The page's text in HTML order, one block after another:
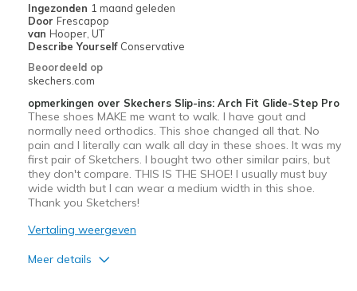
Going Out
Sizing
Feels true to size
View On Shoes
Shoes are for Wearing
Ingezonden 1 maand geleden
Door Frescapop
van Hooper, UT
Describe Yourself Conservative
Beoordeeld op
skechers.com
opmerkingen over Skechers Slip-ins: Arch Fit Glide-Step Pro
These shoes MAKE me want to walk. I have gout and
normally need orthodics. This shoe changed all that. No
pain and I literally can walk all day in these shoes. It was my
first pair of Sketchers. I bought two other similar pairs, but
they don't compare. THIS IS THE SHOE! I usually must buy
wide width but I can wear a medium width in this shoe.
Thank you Sketchers!
Vertaling weergeven
Meer details